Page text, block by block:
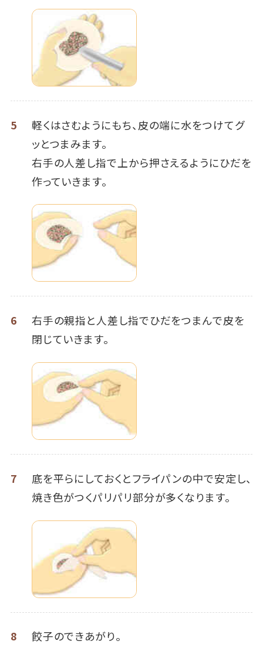
5
軽くはさむようにもち、皮の端に水をつけてグ
ッとつまみます。
右手の人差し指で上から押さえるようにひだを
作っていきます。
6
右手の親指と人差し指でひだをつまんで皮を
閉じていきます。
7
底を平らにしておくとフライパンの中で安定し、
焼き色がつくパリパリ部分が多くなります。
8 餃子のできあがり。